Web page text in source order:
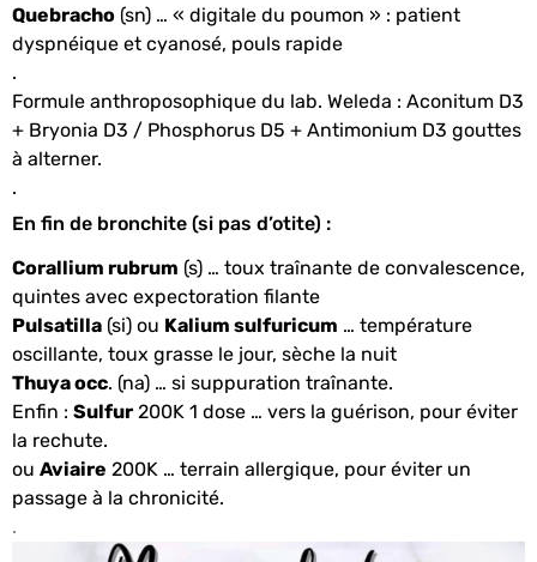
Quebracho (sn) … « digitale du poumon » : patient
dyspnéique et cyanosé, pouls rapide
.
Formule anthroposophique du lab. Weleda : Aconitum D3
+ Bryonia D3 / Phosphorus D5 + Antimonium D3 gouttes
à alterner.
.
En fin de bronchite (si pas d’otite) :
Corallium rubrum (s) … toux traînante de convalescence,
quintes avec expectoration filante
Pulsatilla (si) ou Kalium sulfuricum … température
oscillante, toux grasse le jour, sèche la nuit
Thuya occ. (na) … si suppuration traînante.
Enfin : Sulfur 200K 1 dose … vers la guérison, pour éviter
la rechute.
ou Aviaire 200K … terrain allergique, pour éviter un
passage à la chronicité.
.